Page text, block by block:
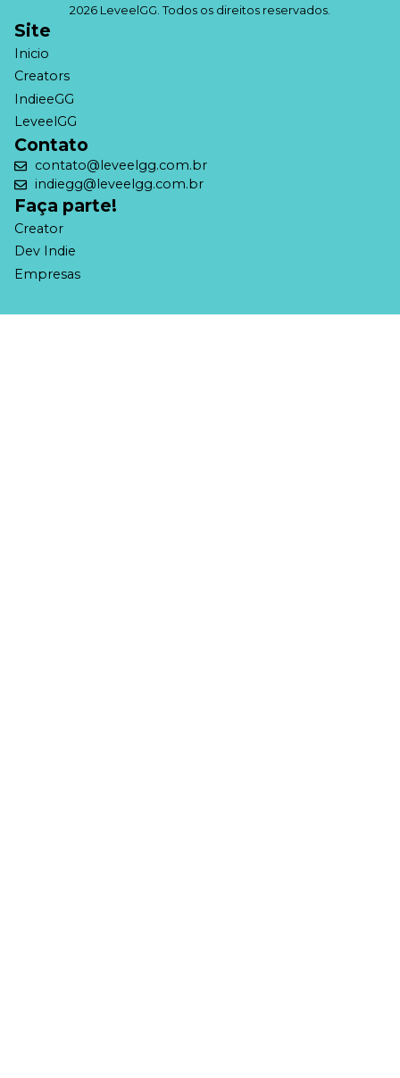
2026 LeveelGG. Todos os direitos reservados.
Site
Inicio
Creators
IndieeGG
LeveelGG
Contato
contato@leveelgg.com.br
indiegg@leveelgg.com.br
Faça parte!
Creator
Dev Indie
Empresas